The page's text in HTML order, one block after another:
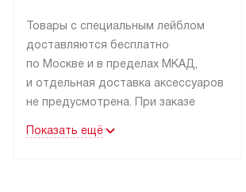
Товары с специальным лейблом
доставляются бесплатно
по Москве и в пределах МКАД,
и отдельная доставка аксессуаров
не предусмотрена. При заказе
рекомендуем обсудить
Показать ещё